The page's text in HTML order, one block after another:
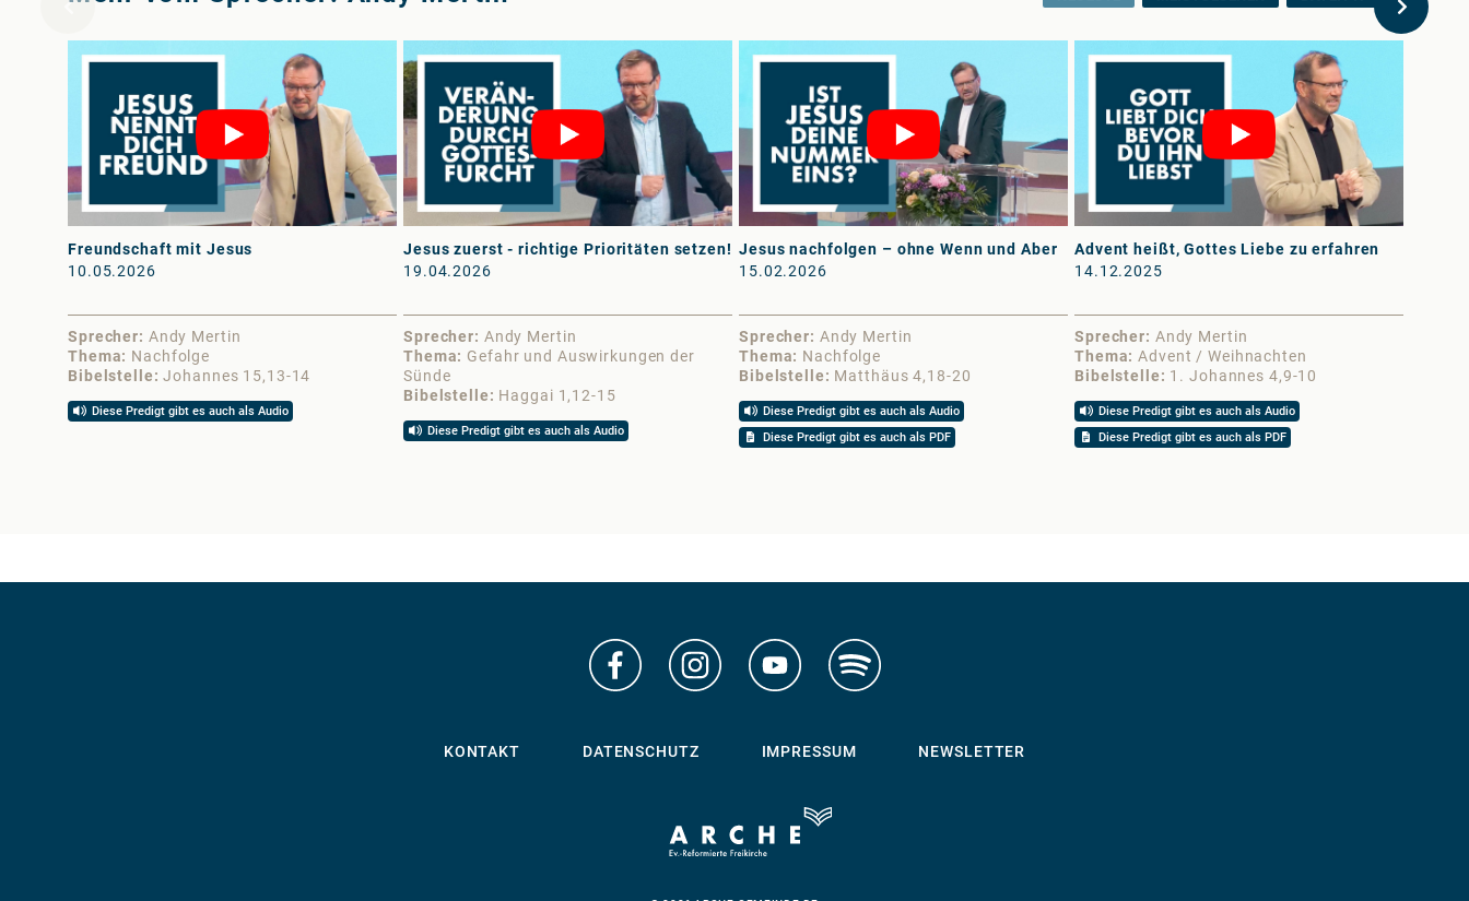
Freundschaft mit Jesus
10.05.2026
Sprecher
Andy Mertin
Thema
Nachfolge
Bibelstelle
Johannes 15,13-14
Diese Predigt gibt es auch als Audio
Jesus zuerst - richtige Prioritäten setzen!
19.04.2026
Sprecher
Andy Mertin
Thema
Gefahr und Auswirkungen der
Sünde
Bibelstelle
Haggai 1,12-15
Diese Predigt gibt es auch als Audio
Jesus nachfolgen – ohne Wenn und Aber
15.02.2026
Sprecher
Andy Mertin
Thema
Nachfolge
Bibelstelle
Matthäus 4,18-20
Diese Predigt gibt es auch als Audio
Diese Predigt gibt es auch als PDF
Advent heißt, Gottes Liebe zu erfahren
14.12.2025
Sprecher
Andy Mertin
Thema
Advent / Weihnachten
Bibelstelle
1. Johannes 4,9-10
Diese Predigt gibt es auch als Audio
Diese Predigt gibt es auch als PDF
KONTAKT DATENSCHUTZ IMPRESSUM NEWSLETTER